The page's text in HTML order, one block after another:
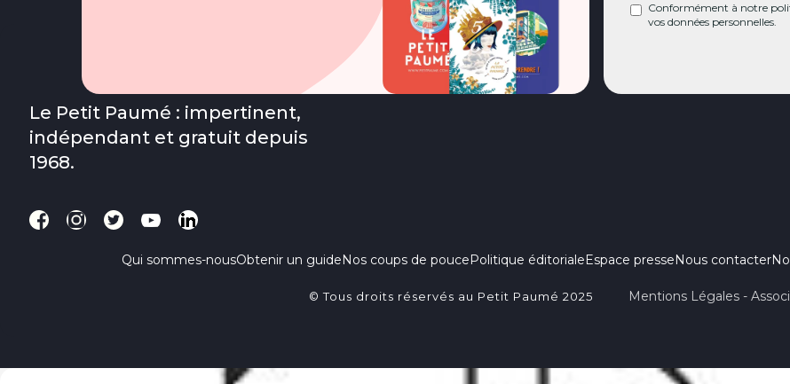
Conformément à notre
vos données personnelles.
Le Petit Paumé : impertinent,
indépendant et gratuit depuis
1968.
Qui sommes-nousObtenir un guideNos coups de poucePolitique éditorialeEspace presseNous contacter
© Tous droits réservés au Petit Paumé 2025 Mentions Légales -